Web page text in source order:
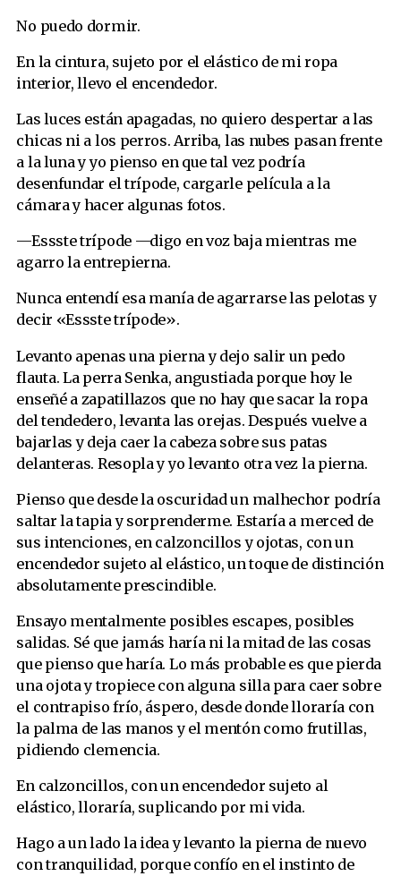
No puedo dormir.
En la cintura, sujeto por el elástico de mi ropa
interior, llevo el encendedor.
Las luces están apagadas, no quiero despertar a las
chicas ni a los perros. Arriba, las nubes pasan frente
a la luna y yo pienso en que tal vez podría
desenfundar el trípode, cargarle película a la
cámara y hacer algunas fotos.
—Essste trípode —digo en voz baja mientras me
agarro la entrepierna.
Nunca entendí esa manía de agarrarse las pelotas y
decir «Essste trípode».
Levanto apenas una pierna y dejo salir un pedo
flauta. La perra Senka, angustiada porque hoy le
enseñé a zapatillazos que no hay que sacar la ropa
del tendedero, levanta las orejas. Después vuelve a
bajarlas y deja caer la cabeza sobre sus patas
delanteras. Resopla y yo levanto otra vez la pierna.
Pienso que desde la oscuridad un malhechor podría
saltar la tapia y sorprenderme. Estaría a merced de
sus intenciones, en calzoncillos y ojotas, con un
encendedor sujeto al elástico, un toque de distinción
absolutamente prescindible.
Ensayo mentalmente posibles escapes, posibles
salidas. Sé que jamás haría ni la mitad de las cosas
que pienso que haría. Lo más probable es que pierda
una ojota y tropiece con alguna silla para caer sobre
el contrapiso frío, áspero, desde donde lloraría con
la palma de las manos y el mentón como frutillas,
pidiendo clemencia.
En calzoncillos, con un encendedor sujeto al
elástico, lloraría, suplicando por mi vida.
Hago a un lado la idea y levanto la pierna de nuevo
con tranquilidad, porque confío en el instinto de